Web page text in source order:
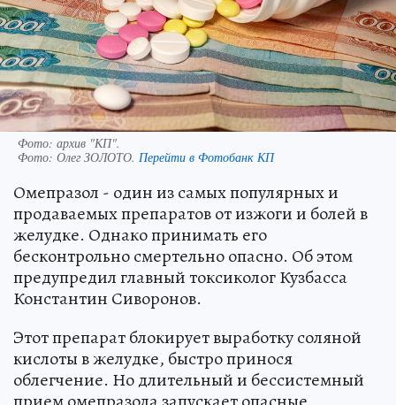
Фото: архив "КП".
Фото: Олег ЗОЛОТО. Перейти в Фотобанк КП
Омепразол - один из самых популярных и
продаваемых препаратов от изжоги и болей в
желудке. Однако принимать его
бесконтрольно смертельно опасно. Об этом
предупредил главный токсиколог Кузбасса
Константин Сиворонов.
Этот препарат блокирует выработку соляной
кислоты в желудке, быстро принося
облегчение. Но длительный и бессистемный